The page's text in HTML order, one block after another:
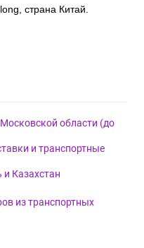
страна Китай.
области (до
и транспортные
и Казахстан
из транспортных